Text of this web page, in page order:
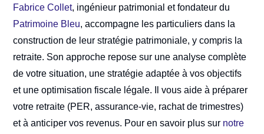
Fabrice Collet, ingénieur patrimonial et fondateur du
Patrimoine Bleu, accompagne les particuliers dans la
construction de leur stratégie patrimoniale, y compris la
retraite. Son approche repose sur une analyse complète
de votre situation, une stratégie adaptée à vos objectifs
et une optimisation fiscale légale. Il vous aide à préparer
votre retraite (PER, assurance-vie, rachat de trimestres)
et à anticiper vos revenus. Pour en savoir plus sur notre